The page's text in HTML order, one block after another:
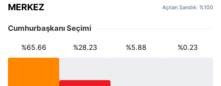
MERKEZ Açılan Sandık: %100
Cumhurbaşkanı Seçimi
%65.66 %28.23 %5.88 %0.23